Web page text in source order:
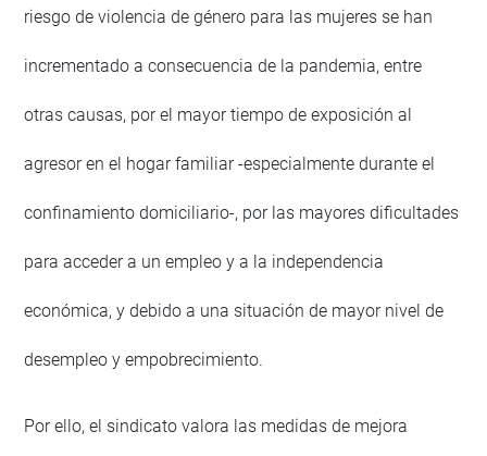
riesgo de violencia de género para las mujeres se han
incrementado a consecuencia de la pandemia, entre
otras causas, por el mayor tiempo de exposición al
agresor en el hogar familiar -especialmente durante el
confinamiento domiciliario-, por las mayores dificultades
para acceder a un empleo y a la independencia
económica, y debido a una situación de mayor nivel de
desempleo y empobrecimiento.
Por ello, el sindicato valora las medidas de mejora